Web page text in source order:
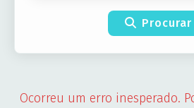
Procurar
Ocorreu um erro inesperado.